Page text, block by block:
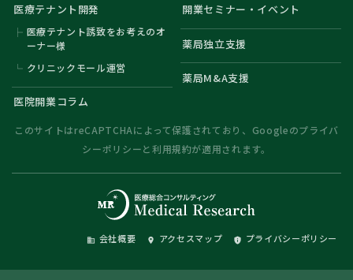
医療テナント開発
医療テナント誘致をお考えのオ
ーナー様
クリニックモール運営
医院開業コラム
開業セミナー・イベント
薬局独立支援
薬局M&A支援
このサイトはreCAPTCHAによって保護されており、Googleのプライバ
シーポリシーと利用規約が適用されます。
domain 会社概要 place アクセスマップ privacy_tip プライバシーポリシー